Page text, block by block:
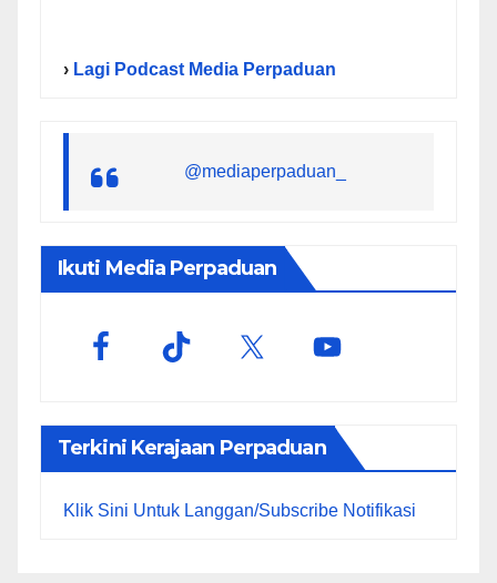
› Lagi Podcast Media Perpaduan
@mediaperpaduan_
Ikuti Media Perpaduan
Terkini Kerajaan Perpaduan
Klik Sini Untuk Langgan/Subscribe Notifikasi